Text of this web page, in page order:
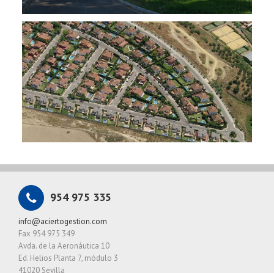
954 975 335
info@aciertogestion.com
Fax 954 975 349
Avda. de la Aeronáutica 10
Ed. Helios Planta 7, módulo 3
41020 Sevilla